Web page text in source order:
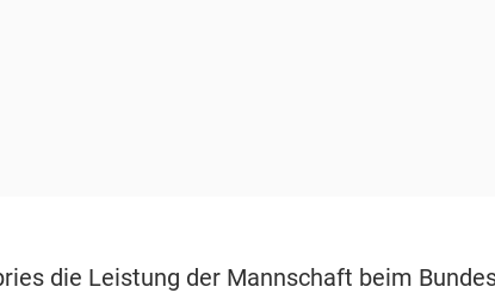
die Leistung der Mannschaft beim